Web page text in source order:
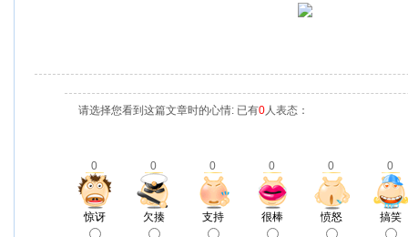
请选择您看到这篇文章时的心情: 已有0人表态：
0 0 0 0 0 0
惊讶 欠揍 支持 很棒 愤怒 搞笑